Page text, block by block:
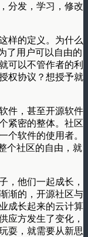
分发，学习，修改
样的定义。为什么
了用户可以自由的
可以不管作者的利
权协议？想授予就
件，甚至开源软件
紧密的整体。社区
个软件的使用者。
个社区的自由，就
，他们一起成长，
渐的，开源社区与
成长起来的云计算
应方发生了变化，
耍，就需要从新思